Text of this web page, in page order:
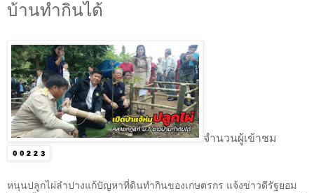
บ้านทำกินได้
จำนวนผู้เข้าชม
หนุนปลูกไผ่ลำปางแก้ปัญหาที่ดินทำกินของเกษตรกร แจ้งข่าวดีรัฐยอม